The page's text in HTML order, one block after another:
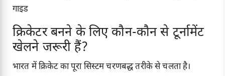
गाइड
क्रिकेटर बनने के लिए कौन-कौन से टूर्नामेंट
खेलने जरूरी हैं?
भारत में क्रिकेट का पूरा सिस्टम चरणबद्ध तरीके से चलता है।